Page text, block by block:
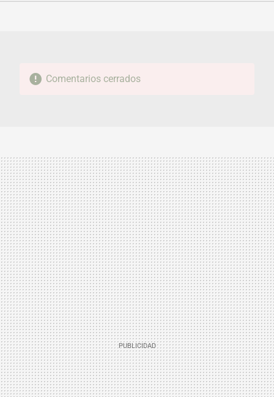
FACEBOOKTWITTERFLIPBOARD
E-
WHATSAPP
Comentarios cerrados